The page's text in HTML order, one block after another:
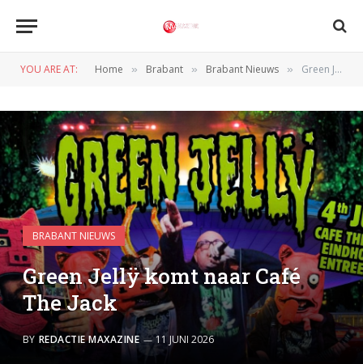
YOU ARE AT: Home » Brabant » Brabant Nieuws » Green Jellÿ komt naar Café The Jack
BRABANT NIEUWS
Green Jellÿ komt naar Café
The Jack
BY REDACTIE MAXAZINE 11 JUNI 2026